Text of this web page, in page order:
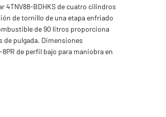
4TNV88-BDHKS de cuatro cilindros
de tornillo de una etapa enfriado
de 90 litros proporciona
de pulgada. Dimensiones
de perfil bajo para maniobra en